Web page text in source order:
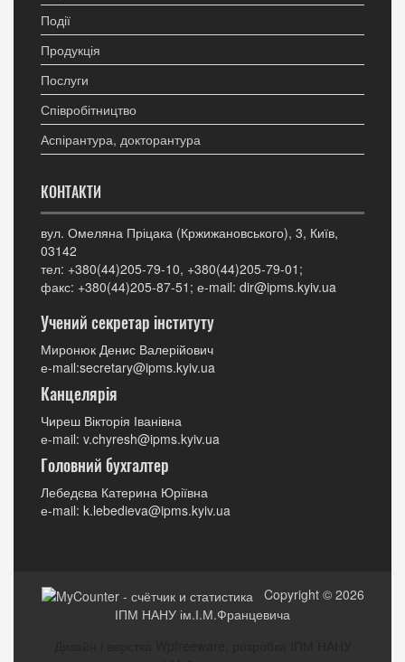
Події
Продукція
Послуги
Співробітництво
Аспірантура, докторантура
КОНТАКТИ
вул. Омеляна Пріцака (Кржижановського), 3, Київ,
03142
тел: +380(44)205-79-10, +380(44)205-79-01;
факс: +380(44)205-87-51; е-mail: dir@ipms.kyiv.ua
Учений секретар інституту
Миронюк Денис Валерійович
е-mail:secretary@ipms.kyiv.ua
Канцелярія
Чиреш Вікторія Іванівна
е-mail: v.chyresh@ipms.kyiv.ua
Головний бухгалтер
Лебедєва Катерина Юріївна
е-mail: k.lebedieva@ipms.kyiv.ua
Copyright © 2026
ІПМ НАНУ ім.І.М.Францевича